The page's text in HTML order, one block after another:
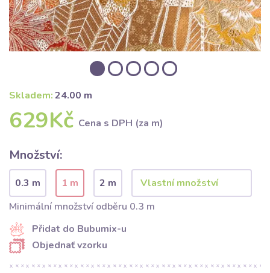
Skladem:24.00 m
629Kč Cena s DPH (za m)
Množství:
0.3 m 1 m
2 m
Minimální množství odběru 0.3 m
Přidat do Bubumix-u
Objednať vzorku